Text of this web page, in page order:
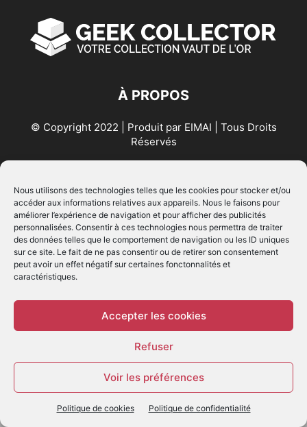
Nous utilisons des technologies telles que les cookies pour stocker et/ou
accéder aux informations relatives aux appareils. Nous le faisons pour
améliorer l’expérience de navigation et pour afficher des publicités
personnalisées. Consentir à ces technologies nous permettra de traiter
des données telles que le comportement de navigation ou les ID uniques
sur ce site. Le fait de ne pas consentir ou de retirer son consentement
peut avoir un effet négatif sur certaines fonctonnalités et
caractéristiques.
Accepter les cookies
Refuser
Voir les préférences
Politique de cookies Politique de confidentialité
À PROPOS
© Copyright 2022 | Produit par EIMAI | Tous Droits
Réservés
SUIVEZ NOUS